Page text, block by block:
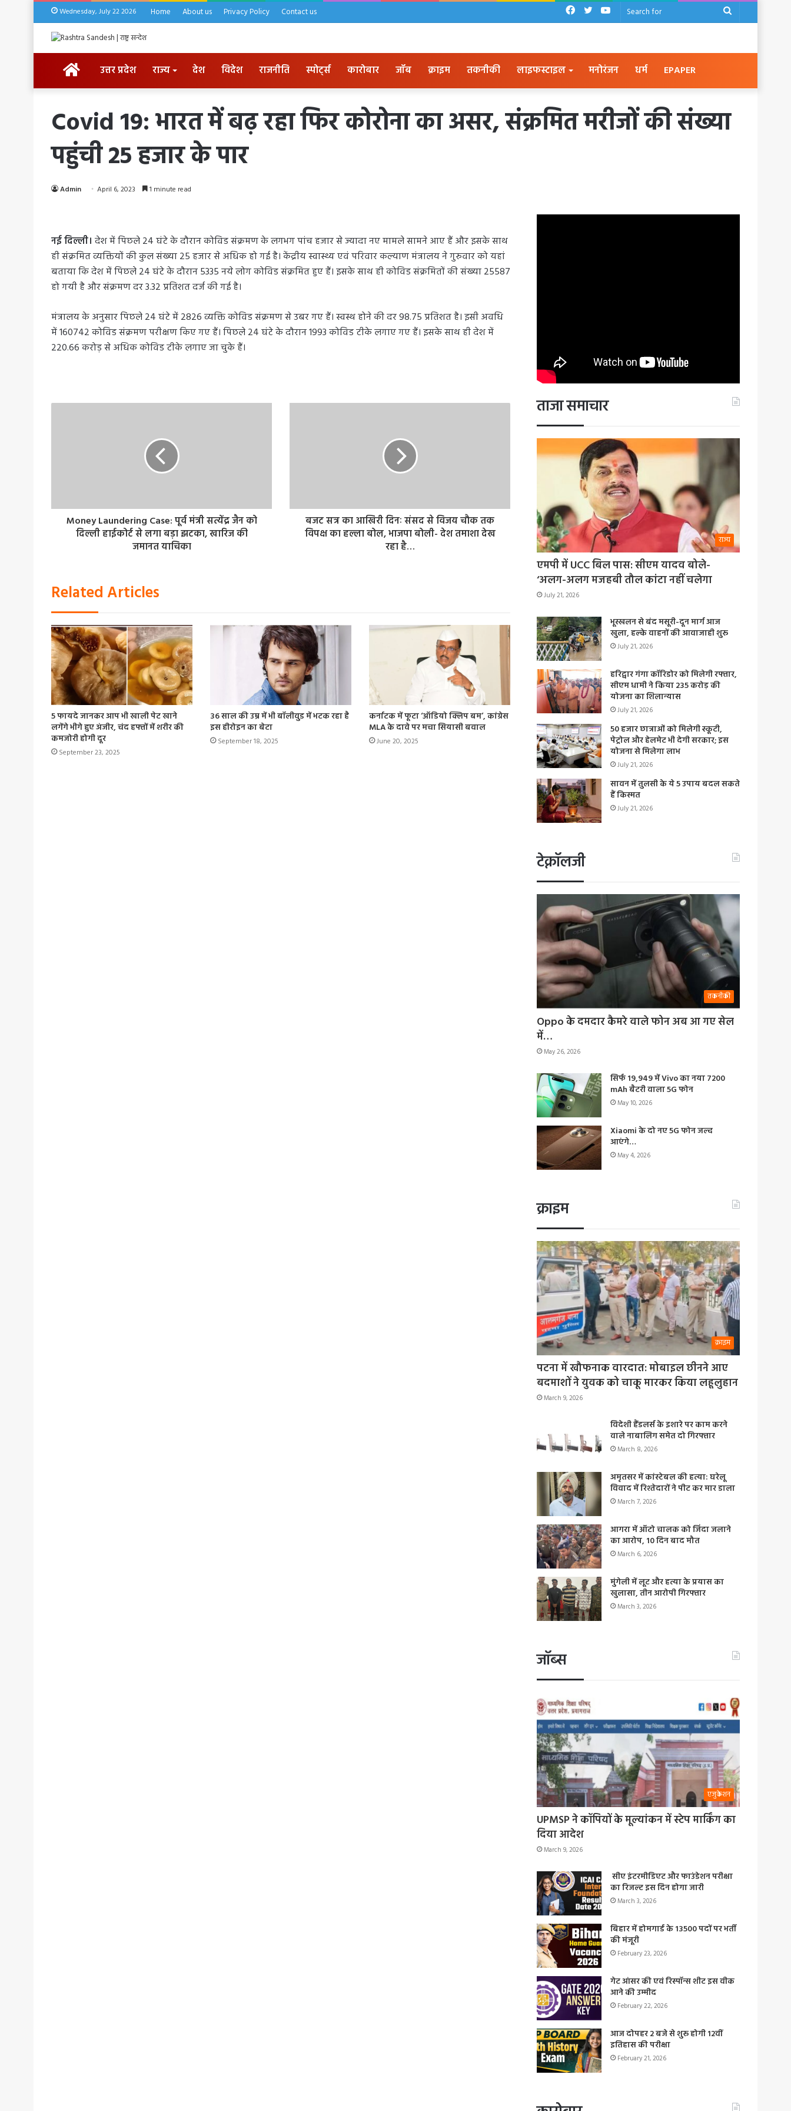
Wednesday, July 22 2026 Home About us Privacy Policy Contact us
Search
YouTube
Twitter
Facebook
HOMEउत्तर प्रदेश राज्य देश विदेश राजनीति स्पोर्ट्स कारोबार जॉब क्राइम तकनीकी लाइफस्टाइल मनोरंजन धर्म EPAPER
Covid 19: भारत में बढ़ रहा फिर कोरोना का असर, संक्रमित मरीजों की संख्या
पहुंची 25 हजार के पार
Admin April 6, 2023 1 minute read
नई दिल्ली। देश में पिछले 24 घंटे के दौरान कोविड संक्रमण के लगभग पांच हजार से ज्यादा नए मामले सामने आए हैं और इसके साथ
ही संक्रमित व्यक्तियों की कुल संख्या 25 हजार से अधिक हो गई है। केंद्रीय स्वास्थ्य एवं परिवार कल्याण मंत्रालय ने गुरुवार को यहां
बताया कि देश में पिछले 24 घंटे के दौरान 5335 नये लोग कोविड संक्रमित हुए हैं। इसके साथ ही कोविड संक्रमितों की संख्या 25587
हो गयी है और संक्रमण दर 3.32 प्रतिशत दर्ज की गई है।
मंत्रालय के अनुसार पिछले 24 घंटे में 2826 व्यक्ति कोविड संक्रमण से उबर गए हैं। स्वस्थ होने की दर 98.75 प्रतिशत है। इसी अवधि
में 160742 कोविड संक्रमण परीक्षण किए गए हैं। पिछले 24 घंटे के दौरान 1993 कोविड टीके लगाए गए हैं। इसके साथ ही देश में
220.66 करोड़ से अधिक कोविड टीके लगाए जा चुके हैं।
Money Laundering Case: पूर्व मंत्री सत्येंद्र जैन को
दिल्ली हाईकोर्ट से लगा बड़ा झटका, खारिज की
जमानत याचिका
बजट सत्र का आखिरी दिनः संसद से विजय चौक तक
विपक्ष का हल्ला बोल, भाजपा बोली- देश तमाशा देख
रहा है…
Related Articles
5 फायदे जानकर आप भी खाली पेट खाने
लगेंगे भीगे हुए अंजीर, चंद हफ्तों में शरीर की
कमजोरी होगी दूर
September 23, 2025
36 साल की उम्र में भी बॉलीवुड में भटक रहा है
इस हीरोइन का बेटा
September 18, 2025
कर्नाटक में फूटा ‘ऑडियो क्लिप बम’, कांग्रेस
MLA के दावे पर मचा सियासी बवाल
June 20, 2025
ताजा समाचार
राज्य
एमपी में UCC बिल पास: सीएम यादव बोले-
‘अलग-अलग मजहबी तौल कांटा नहीं चलेगा
July 21, 2026
भूस्खलन से बंद मसूरी-दून मार्ग आज
खुला, हल्के वाहनों की आवाजाही शुरू
July 21, 2026
हरिद्वार गंगा कॉरिडोर को मिलेगी रफ्तार,
सीएम धामी ने किया 235 करोड़ की
योजना का शिलान्यास
July 21, 2026
50 हजार छात्राओं को मिलेगी स्कूटी,
पेट्रोल और हेलमेट भी देगी सरकार; इस
योजना से मिलेगा लाभ
July 21, 2026
सावन में तुलसी के ये 5 उपाय बदल सकते
हैं किस्मत
July 21, 2026
टेक्नॉलजी
तकनीकी
Oppo के दमदार कैमरे वाले फोन अब आ गए सेल
में…
May 26, 2026
सिर्फ 19,949 में Vivo का नया 7200
mAh बैटरी वाला 5G फोन
May 10, 2026
Xiaomi के दो नए 5G फोन जल्द
आएंगे…
May 4, 2026
क्राइम
क्राइम
पटना में खौफनाक वारदात: मोबाइल छीनने आए
बदमाशों ने युवक को चाकू मारकर किया लहूलुहान
March 9, 2026
विदेशी हैंडलर्स के इशारे पर काम करने
वाले नाबालिग समेत दो गिरफ्तार
March 8, 2026
अमृतसर में कांस्टेबल की हत्या: घरेलू
विवाद में रिश्तेदारों ने पीट कर मार डाला
March 7, 2026
आगरा में ऑटो चालक को जिंदा जलाने
का आरोप, 10 दिन बाद मौत
March 6, 2026
मुंगेली में लूट और हत्या के प्रयास का
खुलासा, तीन आरोपी गिरफ्तार
March 3, 2026
जॉब्स
एजुकेशन
UPMSP ने कॉपियों के मूल्यांकन में स्टेप मार्किंग का
दिया आदेश
March 9, 2026
सीए इंटरमीडिएट और फाउंडेशन परीक्षा
का रिजल्ट इस दिन होगा जारी
March 3, 2026
बिहार में होमगार्ड के 13500 पदों पर भर्ती
की मंजूरी
February 23, 2026
गेट आंसर की एवं रिस्पॉन्स शीट इस वीक
आने की उम्मीद
February 22, 2026
आज दोपहर 2 बजे से शुरू होगी 12वीं
इतिहास की परीक्षा
February 21, 2026